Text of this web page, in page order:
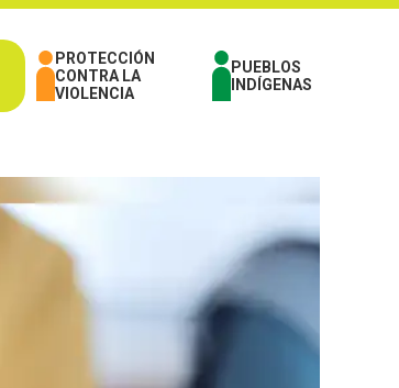
PROTECCIÓN
CONTRA LA
VIOLENCIA
PUEBLOS
INDÍGENAS